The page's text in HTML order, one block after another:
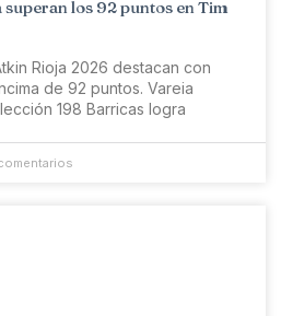
los 92 puntos en Tim
Rioja 2026 destacan con
de 92 puntos. Vareia
198 Barricas logra